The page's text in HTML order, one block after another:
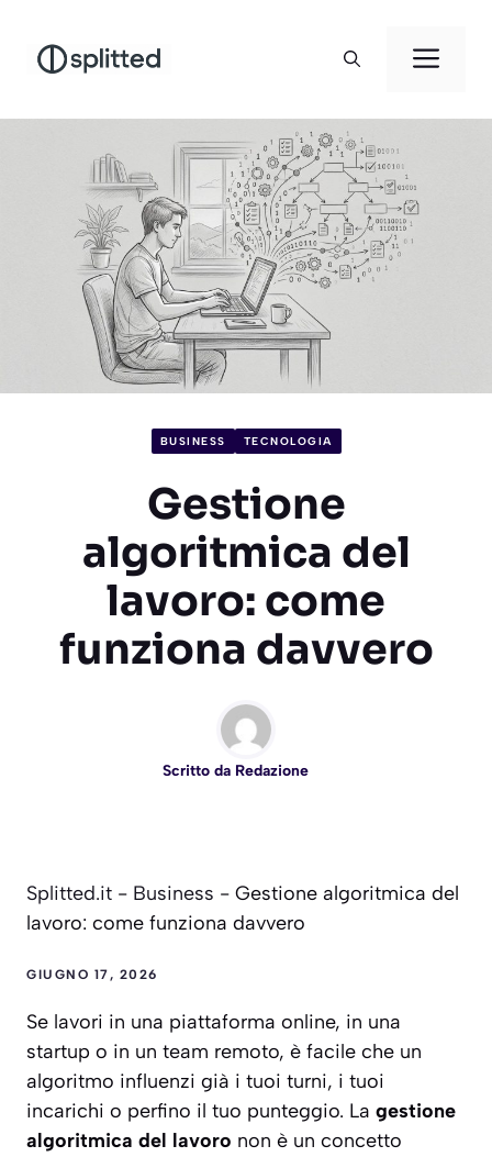
contenuto
BUSINESS TECNOLOGIA
Gestione
algoritmica del
lavoro: come
funziona davvero
Scritto da Redazione
Splitted.it - Business - Gestione algoritmica del
lavoro: come funziona davvero
GIUGNO 17, 2026
Se lavori in una piattaforma online, in una
startup o in un team remoto, è facile che un
algoritmo influenzi già i tuoi turni, i tuoi
incarichi o perfino il tuo punteggio. La gestione
algoritmica del lavoro non è un concetto